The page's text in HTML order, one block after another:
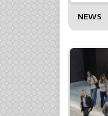
NEWS